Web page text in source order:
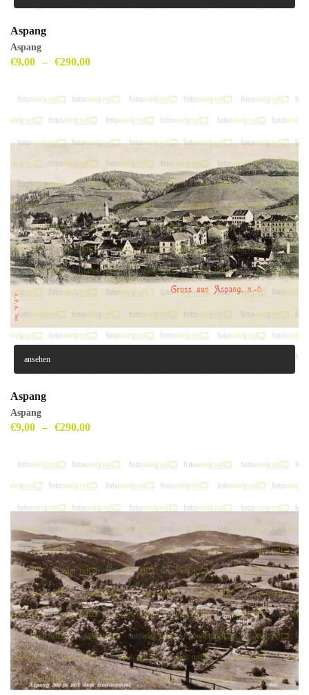
Aspang
Aspang
€9,00 – €290,00
ansehen
Aspang
Aspang
€9,00 – €290,00